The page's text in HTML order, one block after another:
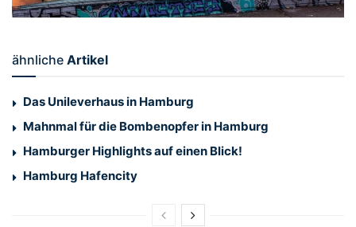
ähnliche Artikel
Das Unileverhaus in Hamburg
Mahnmal für die Bombenopfer in Hamburg
Hamburger Highlights auf einen Blick!
Hamburg Hafencity